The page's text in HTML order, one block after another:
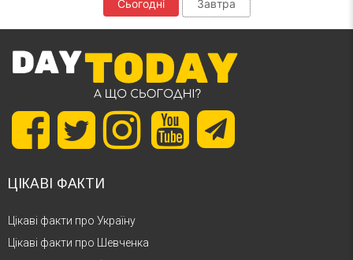
Сьогодні Завтра
ЦІКАВІ ФАКТИ
Цікаві факти про Україну
Цікаві факти про Шевченка